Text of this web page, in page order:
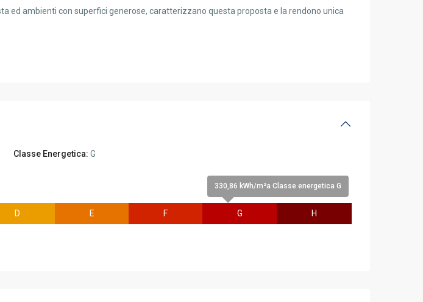
ed ambienti con superfici generose, caratterizzano questa proposta e la rendono unica
Classe Energetica: G
D E F
330,86 kWh/m²a Classe energetica G
G H